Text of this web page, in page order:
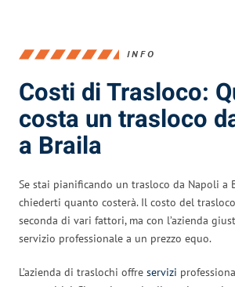
INFO
Costi di Trasloco:
costa un trasloco
a Braila
Se stai pianificando un trasloco da Napoli a
chiederti quanto costerà. Il costo del
seconda di vari fattori, ma con l’azienda
servizio professionale a un prezzo equo.
L’azienda di traslochi offre servizi